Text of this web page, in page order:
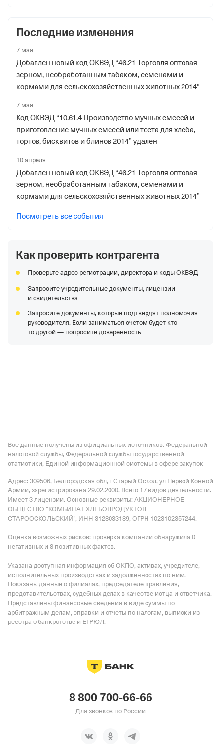
Последние изменения
7 мая
Добавлен новый код ОКВЭД “46.21 Торговля оптовая
зерном, необработанным табаком, семенами и
кормами для сельскохозяйственных животных 2014”
7 мая
Код ОКВЭД “10.61.4 Производство мучных смесей и
приготовление мучных смесей или теста для хлеба,
тортов, бисквитов и блинов 2014” удален
10 апреля
Добавлен новый код ОКВЭД “46.21 Торговля оптовая
зерном, необработанным табаком, семенами и
кормами для сельскохозяйственных животных 2014”
Посмотреть все события
Как проверить контрагента
Проверьте адрес регистрации, директора и коды ОКВЭД
Запросите учредительные документы, лицензии
и свидетельства
Запросите документы, которые подтвердят полномочия
руководителя. Если заниматься счетом будет кто-
то другой — попросите доверенность
Все данные получены из официальных источников: Федеральной
налоговой службы, Федеральной службы государственной
статистики, Единой информационной системы в сфере закупок
Адрес: 309506, Белгородская обл, г Старый Оскол, ул Первой Конной
Армии, зарегистрирована 29.02.2000. Всего 17 видов деятельности.
Имеет 3 лицензии. Основные реквизиты: АКЦИОНЕРНОЕ
ОБЩЕСТВО "КОМБИНАТ ХЛЕБОПРОДУКТОВ
СТАРООСКОЛЬСКИЙ", ИНН 3128033189, ОГРН 1023102357244.
Оценка возможных рисков: проверка компании обнаружила 0
негативных и 8 позитивных фактов.
Указана доступная информация об ОКПО, активах, учредителе,
исполнительных производствах и задолженностях по ним.
Показаны данные о филиалах, председателе правления,
представительствах, судебных делах в качестве истца и ответчика.
Представлены финансовые сведения в виде суммы по
арбитражным делам, справки и отчеты по налогам, выписки из
реестра о банкротстве и ЕГРЮЛ.
8 800 700-66-66
Для звонков по России